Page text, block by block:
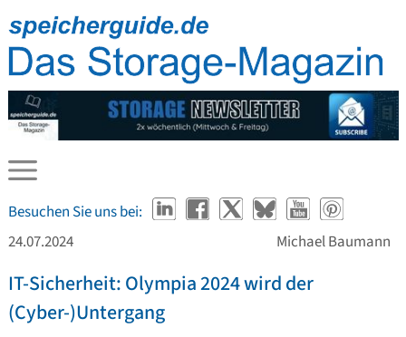
Besuchen Sie uns bei:
24.07.2024
Michael Baumann
IT-Sicherheit: Olympia 2024 wird der
(Cyber-)Untergang